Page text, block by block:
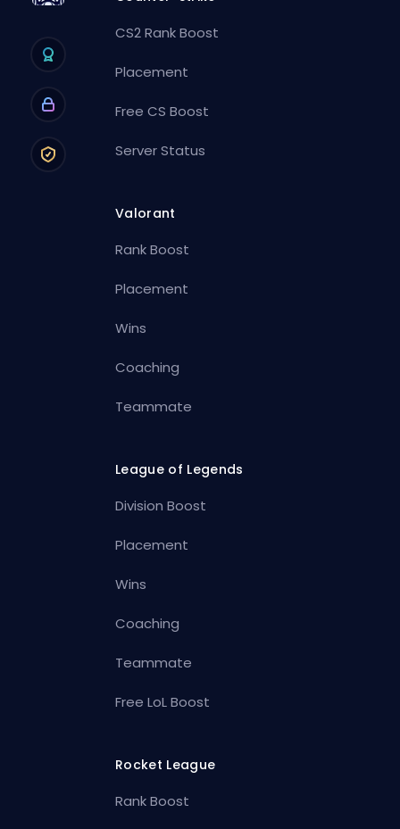
CS2 Rank Boost
Placement
Free CS Boost
Server Status
Valorant
Rank Boost
Placement
Wins
Coaching
Teammate
League of Legends
Division Boost
Placement
Wins
Coaching
Teammate
Free LoL Boost
Rocket League
Rank Boost